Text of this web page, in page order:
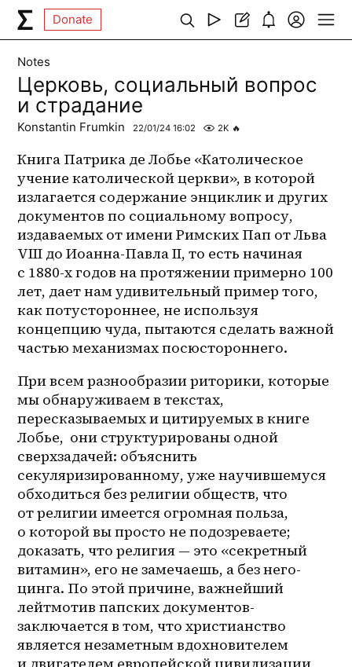
Donate
Notes
Церковь, социальный вопрос
и страдание
Konstantin Frumkin 22/01/24 16:02 2K 🔥
Книга Патрика де Лобье «Католическое
учение католической церкви», в которой
излагается содержание энциклик и других
документов по социальному вопросу,
издаваемых от имени Римских Пап от Льва
VIII до Иоанна-Павла II, то есть начиная
с 1880-х годов на протяжении примерно 100
лет, дает нам удивительный пример того,
как потустороннее, не используя
концепцию чуда, пытаются сделать важной
частью механизмах посюстороннего.
При всем разнообразии риторики, которые
мы обнаруживаем в текстах,
пересказываемых и цитируемых в книге
Лобье,  они структурированы одной
сверхзадачей: объяснить
секуляризированному, уже научившемуся
обходиться без религии обществ, что
от религии имеется огромная польза,
о которой вы просто не подозреваете;
доказать, что религия — это «секретный
витамин», его не замечаешь, а без него-
цинга. По этой причине, важнейший
лейтмотив папских документов-
заключается в том, что христианство
является незаметным вдохновителем